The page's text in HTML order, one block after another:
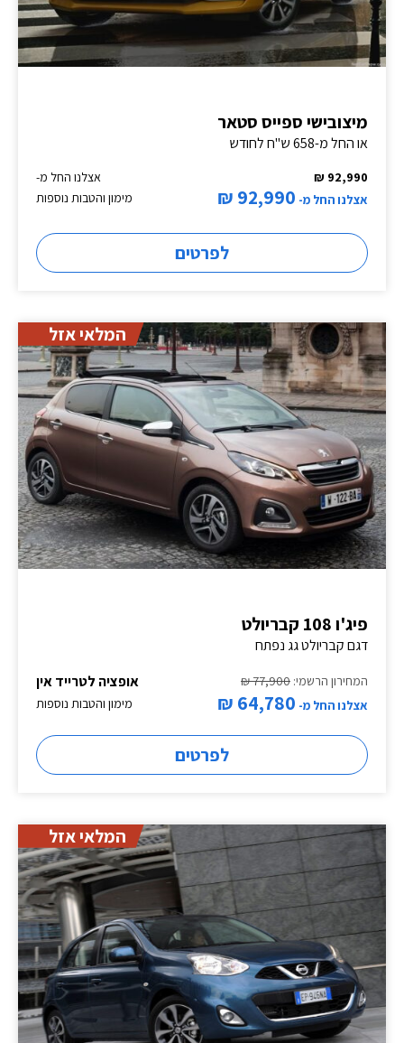
מיצובישי ספייס סטאר
או החל מ-658 ש"ח לחודש
אצלנו החל מ-
92,990 ₪
מימון והטבות נוספות
אצלנו החל מ- 92,990 ₪
לפרטים
המלאי אזל
פיג'ו 108 קבריולט
דגם קבריולט גג נפתח
אופציה לטרייד אין
המחירון הרשמי: 77,900 ₪
מימון והטבות נוספות
אצלנו החל מ- 64,780 ₪
לפרטים
המלאי אזל